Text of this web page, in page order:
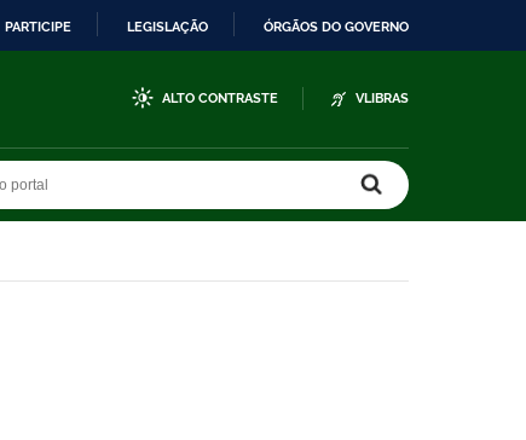
PARTICIPE LEGISLAÇÃO ÓRGÃOS DO GOVERNO
ALTO CONTRASTE VLIBRAS